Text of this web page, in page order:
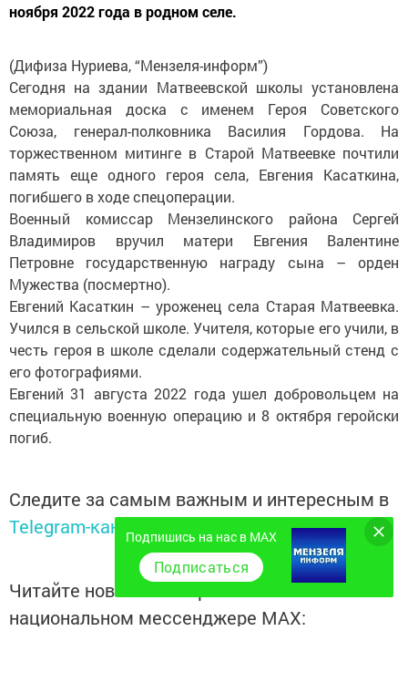
ноября 2022 года в родном селе.
(Дифиза Нуриева, “Мензеля-информ”)
Сегодня на здании Матвеевской школы установлена
мемориальная доска с именем Героя Советского
Союза, генерал-полковника Василия Гордова. На
торжественном митинге в Старой Матвеевке почтили
память еще одного героя села, Евгения Касаткина,
погибшего в ходе спецоперации.
Военный комиссар Мензелинского района Сергей
Владимиров вручил матери Евгения Валентине
Петровне государственную награду сына – орден
Мужества (посмертно).
Евгений Касаткин – уроженец села Старая Матвеевка.
Учился в сельской школе. Учителя, которые его учили, в
честь героя в школе сделали содержательный стенд с
его фотографиями.
Евгений 31 августа 2022 года ушел добровольцем на
специальную военную операцию и 8 октября геройски
погиб.
Следите за самым важным и интересным в
Telegram-канале
Читайте новости Татарстана в
национальном мессенджере MАХ:
Подпишись на нас в MAX
Подписаться